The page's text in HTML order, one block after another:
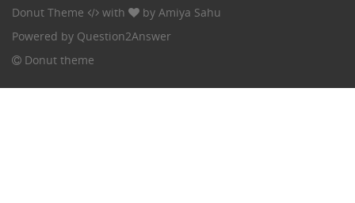
Donut Theme with by Amiya Sahu
Powered by Question2Answer
Donut theme